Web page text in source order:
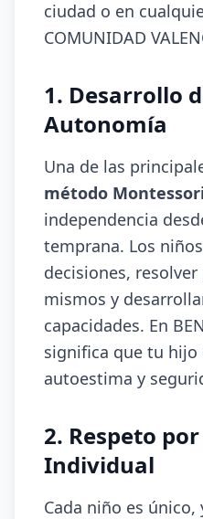
ciudad o en
COMUNIDAD
1. Desarrollo
Autonomía
Una de las
método Montessori
independencia
temprana. Los
decisiones,
mismos y
capacidades. En
significa que tu hijo
autoestima y
2. Respeto
Individual
Cada niño es